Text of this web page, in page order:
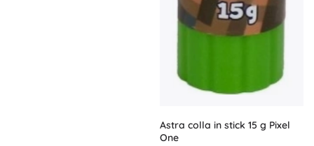
Astra colla in stick 15 g Pixel
One